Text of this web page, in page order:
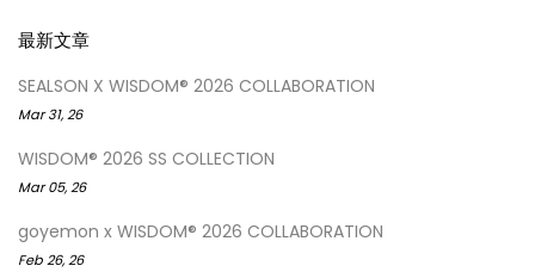
最新文章
SEALSON X WISDOM® 2026 COLLABORATION
Mar 31, 26
WISDOM® 2026 SS COLLECTION
Mar 05, 26
goyemon x WISDOM® 2026 COLLABORATION
Feb 26, 26